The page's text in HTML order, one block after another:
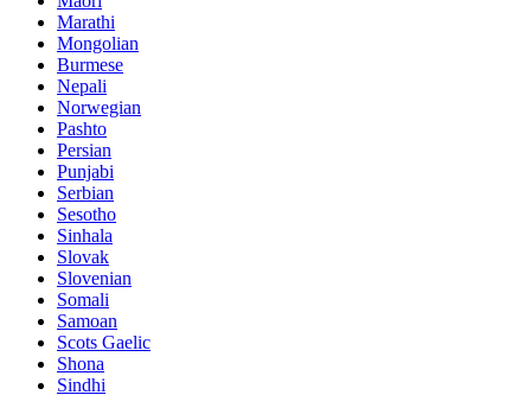
Marathi
Mongolian
Burmese
Nepali
Norwegian
Pashto
Persian
Punjabi
Serbian
Sesotho
Sinhala
Slovak
Slovenian
Somali
Samoan
Scots Gaelic
Shona
Sindhi